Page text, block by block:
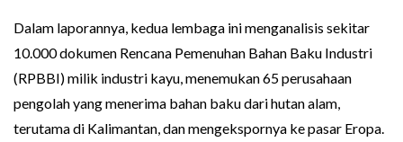
Dalam laporannya, kedua lembaga ini menganalisis sekitar
10.000 dokumen Rencana Pemenuhan Bahan Baku Industri
(RPBBI) milik industri kayu, menemukan 65 perusahaan
pengolah yang menerima bahan baku dari hutan alam,
terutama di Kalimantan, dan mengekspornya ke pasar Eropa.